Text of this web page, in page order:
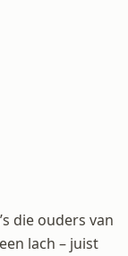
die ouders van
lach – juist